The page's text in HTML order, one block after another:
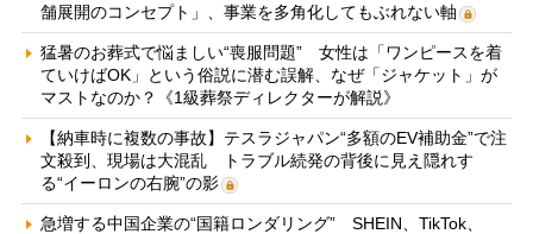
舗展開のコンセプト」、事業を多角化してもぶれない軸
猛暑のお葬式で悩ましい“喪服問題” 女性は「ワンピースを着
ていけばOK」という俗説に潜む誤解、なぜ「ジャケット」が
マストなのか？《1級葬祭ディレクターが解説》
【納車時に複数の事故】テスラジャパン“多額のEV補助金”で注
文殺到、現場は大混乱 トラブル続発の背後に見え隠れす
る“イーロンの右腕”の影
急増する中国企業の“国籍ロンダリング” SHEIN、TikTok、